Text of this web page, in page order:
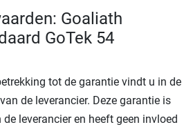
Goaliath
GoTek 54
tot de garantie vindt u in de
de leverancier. Deze garantie is
leverancier en heeft geen invloed